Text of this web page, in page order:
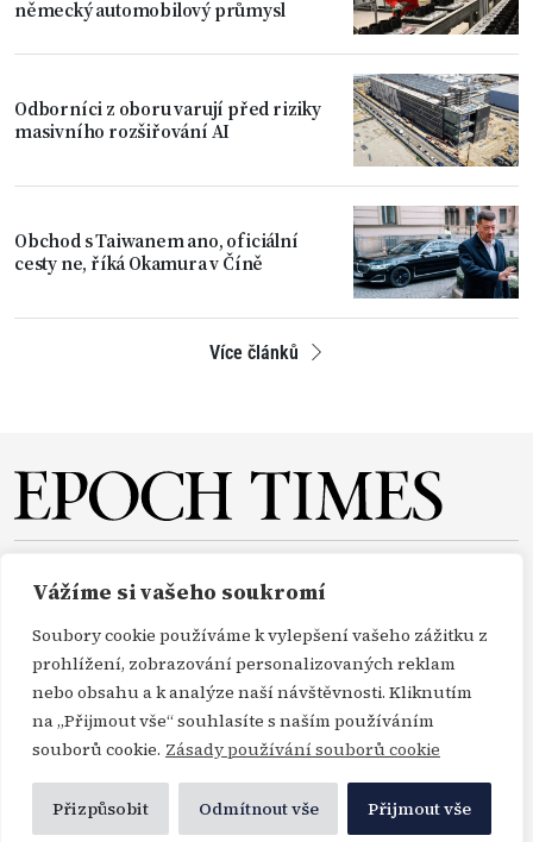
Vážíme si vašeho soukromí
Soubory cookie používáme k vylepšení vašeho zážitku z
prohlížení, zobrazování personalizovaných reklam
nebo obsahu a k analýze naší návštěvnosti. Kliknutím
na „Přijmout vše“ souhlasíte s naším používáním
souborů cookie. Zásady používání souborů cookie
Přizpůsobit Odmítnout vše Přijmout vše
německý automobilový průmysl
Odborníci z oboru varují před riziky
masivního rozšiřování AI
Obchod s Taiwanem ano, oficiální
cesty ne, říká Okamura v Číně
Více článků
OBCHODNÍ PODMÍNKY
Copyright Epoch Times ČR © 2000-2026
Profimedia, Getty Images a Envato je bez předchozího písemného souhlasu těchto
agentur porušením autorského zákona.